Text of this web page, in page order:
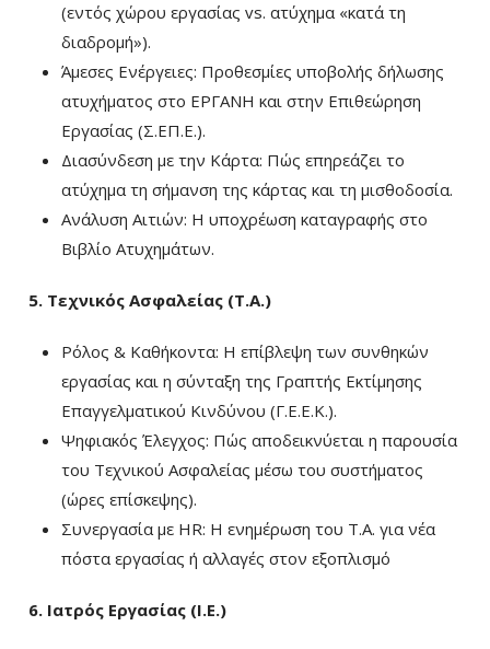
(εντός χώρου εργασίας vs. ατύχημα «κατά τη
διαδρομή»).
Άμεσες Ενέργειες: Προθεσμίες υποβολής δήλωσης
ατυχήματος στο ΕΡΓΑΝΗ και στην Επιθεώρηση
Εργασίας (Σ.ΕΠ.Ε.).
Διασύνδεση με την Κάρτα: Πώς επηρεάζει το
ατύχημα τη σήμανση της κάρτας και τη μισθοδοσία.
Ανάλυση Αιτιών: Η υποχρέωση καταγραφής στο
Βιβλίο Ατυχημάτων.
5. Τεχνικός Ασφαλείας (Τ.Α.)
Ρόλος & Καθήκοντα: Η επίβλεψη των συνθηκών
εργασίας και η σύνταξη της Γραπτής Εκτίμησης
Επαγγελματικού Κινδύνου (Γ.Ε.Ε.Κ.).
Ψηφιακός Έλεγχος: Πώς αποδεικνύεται η παρουσία
του Τεχνικού Ασφαλείας μέσω του συστήματος
(ώρες επίσκεψης).
Συνεργασία με HR: Η ενημέρωση του Τ.Α. για νέα
πόστα εργασίας ή αλλαγές στον εξοπλισμό
6. Ιατρός Εργασίας (Ι.Ε.)